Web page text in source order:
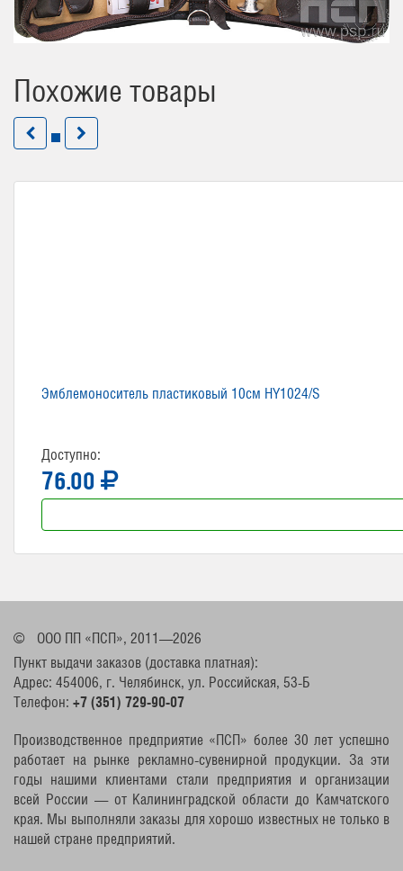
Похожие товары
Эмблемоноситель пластиковый 10см HY1024/S
Доступно:
76.00
©
ООО ПП «ПСП», 2011—2026
Пункт выдачи заказов (доставка платная):
Адрес: 454006, г. Челябинск, ул. Российская, 53-Б
Телефон: +7 (351) 729-90-07
Производственное предприятие «ПСП» более 30 лет успешно
работает на рынке рекламно-сувенирной продукции. За эти
годы нашими клиентами стали предприятия и организации
всей России — от Калининградской области до Камчатского
края. Мы выполняли заказы для хорошо известных не только в
нашей стране предприятий.